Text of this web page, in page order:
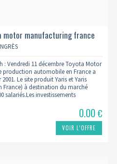
motor manufacturing france
: Vendredi 11 décembre Toyota Motor
production automobile en France a
Le site produit Yaris et Yaris
France) à destination du marché
salariés.Les investissements
0.00€
VOIR L’OFFRE